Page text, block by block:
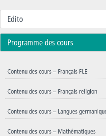
Edito
Programme des cours
Contenu des cours – Français FLE
Contenu des cours – Français religion
Contenu des cours – Langues
Contenu des cours – Mathématiques